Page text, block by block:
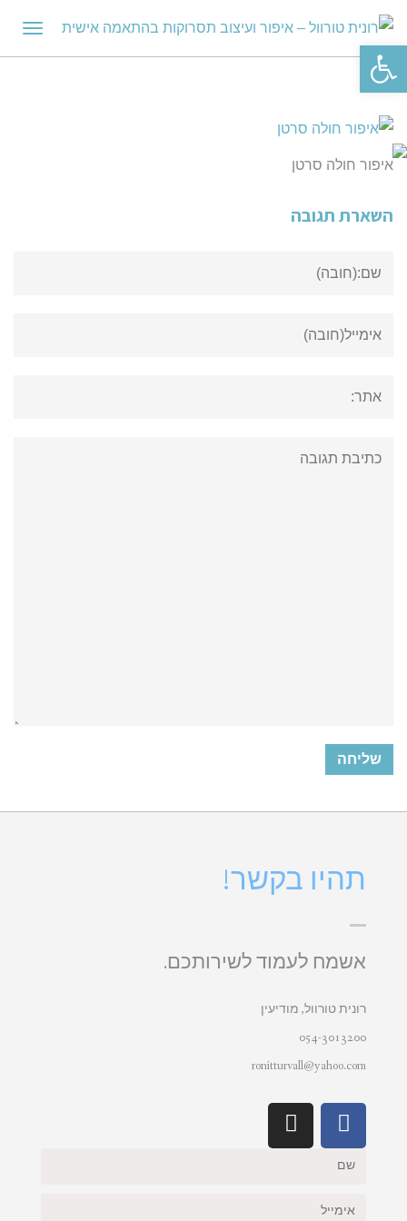
איפור חולה סרטן
השארת תגובה
תהיו בקשר!
אשמח לעמוד לשירותכם.
רונית טורוול, מודיעין
054-3013200
ronitturvall@yahoo.com
פתח סרגל נגישות